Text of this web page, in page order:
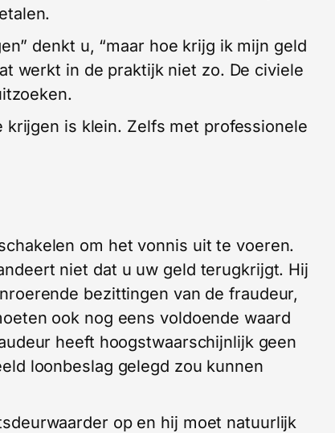
denkt u, “maar hoe krijg ik mijn geld
werkt in de praktijk niet zo. De civiele
is klein. Zelfs met professionele
om het vonnis uit te voeren.
niet dat u uw geld terugkrijgt. Hij
bezittingen van de fraudeur,
ook nog eens voldoende waard
heeft hoogstwaarschijnlijk geen
loonbeslag gelegd zou kunnen
op en hij moet natuurlijk